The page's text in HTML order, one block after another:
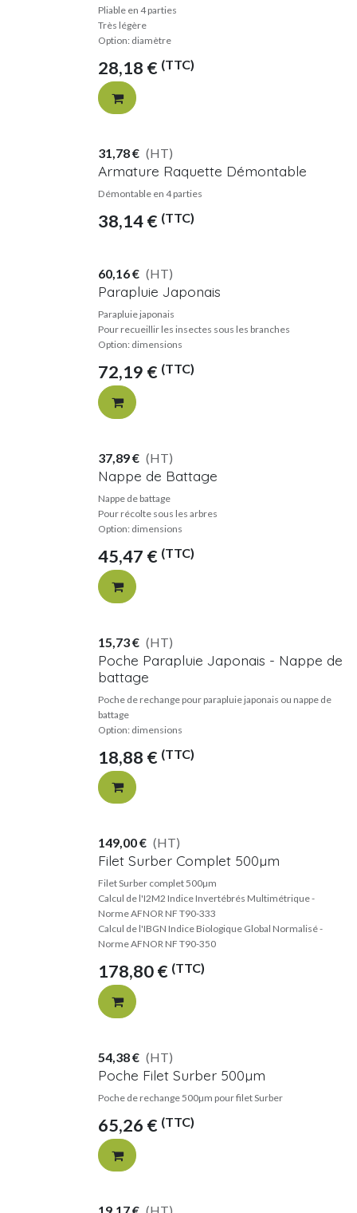
Pliable en 4 parties
Très légère
Option: diamètre
28,18 € (TTC)
Armature Raquette Démontable
Démontable en 4 parties
38,14€ (TTC)
31,78€ (HT)
Parapluie Japonais
Parapluie japonais
Pour recueillir les insectes sous les branches
Option: dimensions
72,19 € (TTC)
60,16€ (HT)
Nappe de Battage
Nappe de battage
Pour récolte sous les arbres
Option: dimensions
45,47 € (TTC)
37,89€ (HT)
Poche Parapluie Japonais - Nappe de
battage
Poche de rechange pour parapluie japonais ou nappe de
battage
Option: dimensions
18,88 € (TTC)
15,73€ (HT)
Filet Surber Complet 500µm
Filet Surber complet 500µm
Calcul de l'I2M2 Indice Invertébrés Multimétrique -
Norme AFNOR NF T90-333
Calcul de l'IBGN Indice Biologique Global Normalisé -
Norme AFNOR NF T90-350
178,80€ (TTC)
149,00€ (HT)
Poche Filet Surber 500µm
Poche de rechange 500µm pour filet Surber
65,26 € (TTC)
54,38€ (HT)